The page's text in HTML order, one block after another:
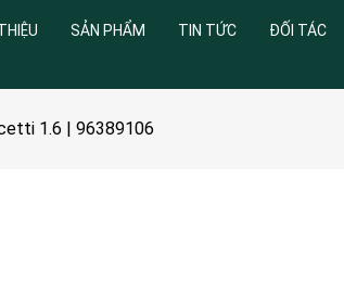
SẢN PHẨM TIN TỨC ĐỐI TÁC
1.6 | 96389106